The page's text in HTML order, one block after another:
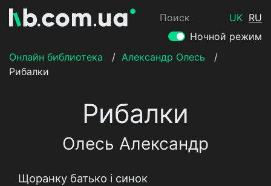
Поиск UK RU
Ночной режим
Онлайн библиотека
/ Александр Олесь
/
Рибалки
Рибалки
Олесь Александр
Щоранку батько і синок